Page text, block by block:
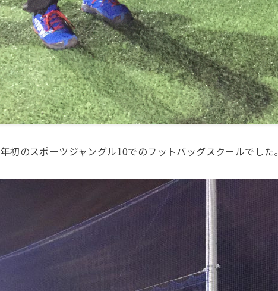
年初のスポーツジャングル10でのフットバッグスクールでした。